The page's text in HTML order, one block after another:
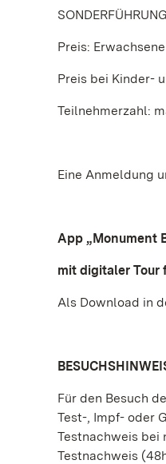
Preis:
Preis bei Kinder-
Teilnehmerzahl:
Eine Anmeldung
App „Monument
mit digitaler Tour
Als Download in
Für den Besuch
Test-, Impf- oder
Testnachweis bei
Testnachweis